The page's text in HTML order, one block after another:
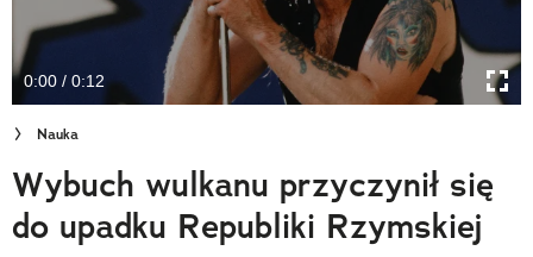
Newsletter
Cuda Polski
Wielki Konkurs Fotograficzny
Trendbook Podróżniczy
Polecane
0:00 / 0:12
Nauka
Wybuch wulkanu przyczynił się
do upadku Republiki Rzymskiej